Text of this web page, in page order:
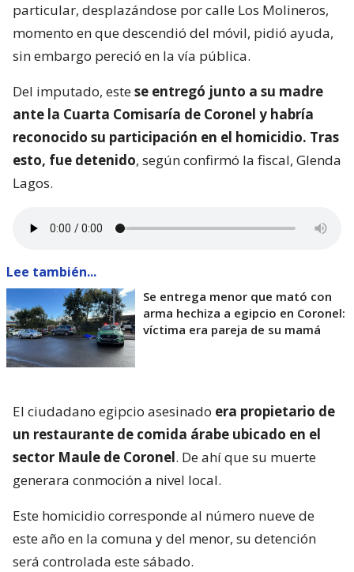
particular, desplazándose por calle Los Molineros,
momento en que descendió del móvil, pidió ayuda,
sin embargo pereció en la vía pública.
Del imputado, estese entregó junto a su madre
ante la Cuarta Comisaría de Coronel y habría
reconocido su participación en el homicidio. Tras
esto, fue detenido, según confirmó la fiscal, Glenda
Lagos.
Lee también...
Se entrega menor que mató con
arma hechiza a egipcio en Coronel:
víctima era pareja de su mamá
El ciudadano egipcio asesinado era propietario de
un restaurante de comida árabe ubicado en el
sector Maule de Coronel. De ahí que su muerte
generara conmoción a nivel local.
Este homicidio corresponde al número nueve de
este año en la comuna y del menor, su detención
será controlada este sábado.